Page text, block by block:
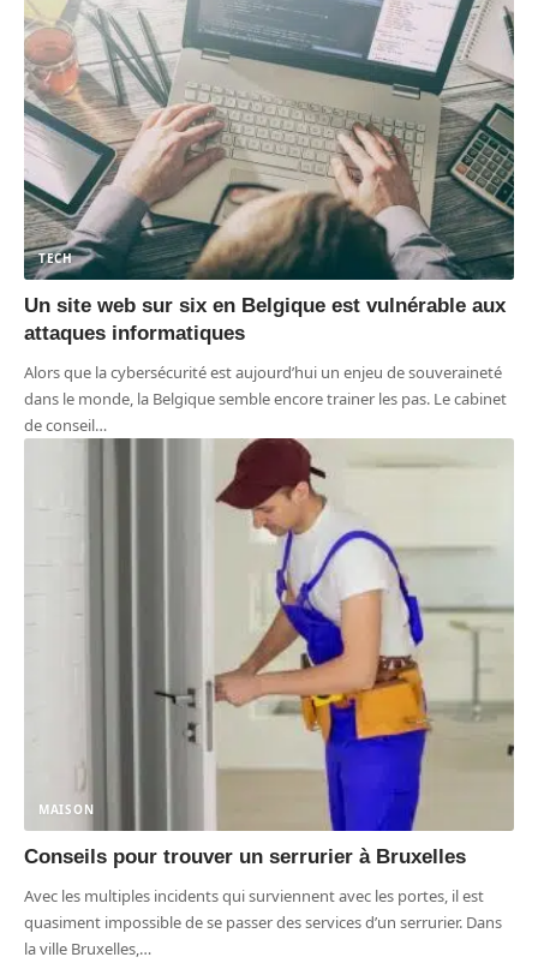
TECH
Un site web sur six en Belgique est vulnérable aux
attaques informatiques
Alors que la cybersécurité est aujourd’hui un enjeu de souveraineté
dans le monde, la Belgique semble encore trainer les pas. Le cabinet
de conseil…
MAISON
Conseils pour trouver un serrurier à Bruxelles
Avec les multiples incidents qui surviennent avec les portes, il est
quasiment impossible de se passer des services d’un serrurier. Dans
la ville Bruxelles,…